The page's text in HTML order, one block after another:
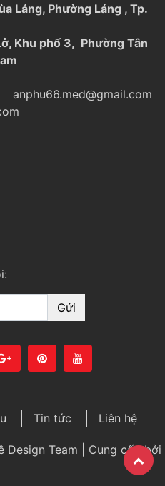
Láng, Phường Láng , Tp.
Khu phố 3, Phường Tân
anphu66.med@gmail.com
Tin tức Liên hệ
Team | Cung cấp bởi